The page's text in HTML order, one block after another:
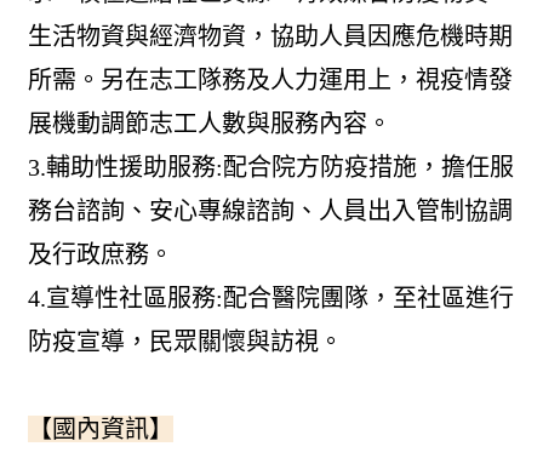
生活物資與經濟物資，協助人員因應危機時期
所需。另在志工隊務及人力運用上，視疫情發
展機動調節志工人數與服務內容。
3.輔助性援助服務:配合院方防疫措施，擔任服
務台諮詢、安心專線諮詢、人員出入管制協調
及行政庶務。
4.宣導性社區服務:配合醫院團隊，至社區進行
防疫宣導，民眾關懷與訪視。
【國內資訊】